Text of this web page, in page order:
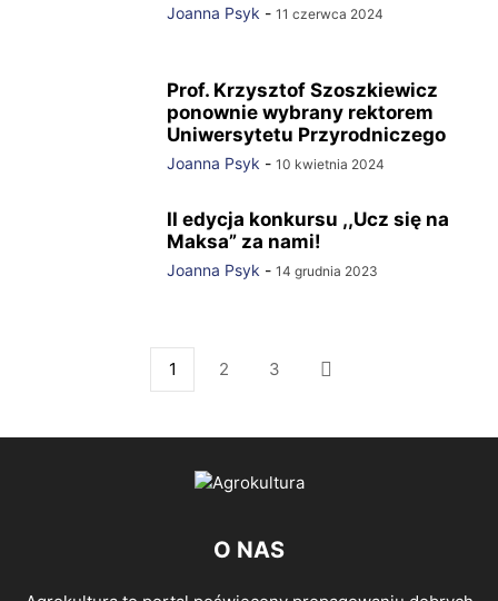
Joanna Psyk - 11 czerwca 2024
Prof. Krzysztof Szoszkiewicz
ponownie wybrany rektorem
Uniwersytetu Przyrodniczego
Joanna Psyk - 10 kwietnia 2024
II edycja konkursu ,,Ucz się na
Maksa” za nami!
Joanna Psyk - 14 grudnia 2023
1 2 3
O NAS